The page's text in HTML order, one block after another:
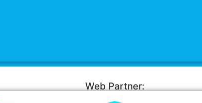
Web Partner: